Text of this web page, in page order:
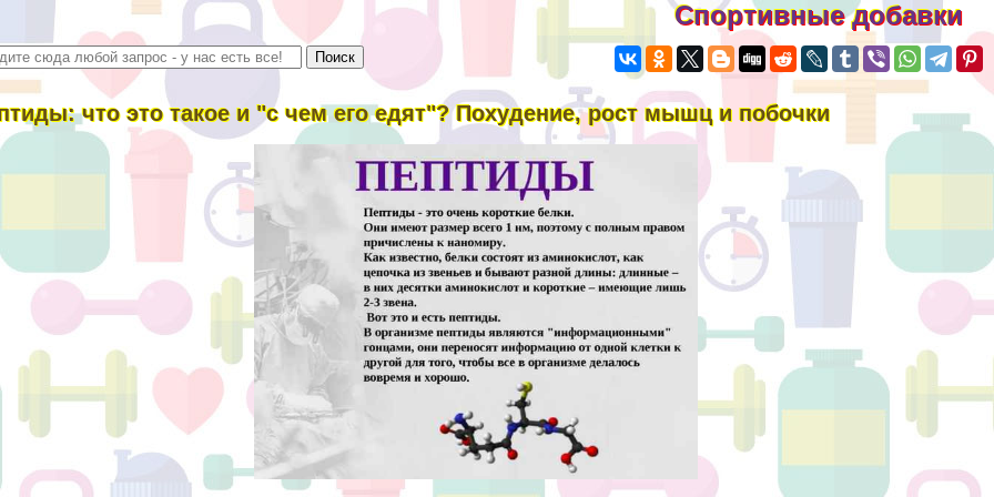
Спортивные добавки
что это такое и "с чем его едят"? Похудение, рост мышц и побочки